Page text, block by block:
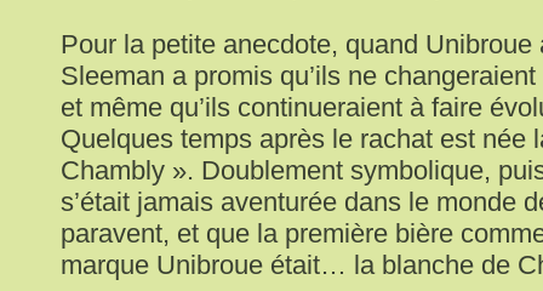
Pour la petite anecdote, quand Unibroue
Sleeman a promis qu’ils ne
et même qu’ils continueraient à faire
Quelques temps après le rachat est née
Chambly ». Doublement symbolique,
s’était jamais aventurée dans le monde
paravent, et que la première bière
marque Unibroue était… la blanche de